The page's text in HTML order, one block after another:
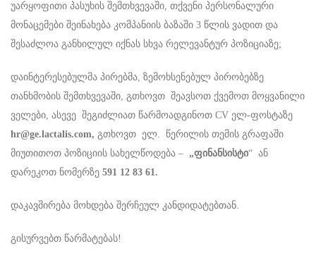
უარყოფითი პასუხის შემთხვევაში, თქვენი პერსონალური
მონაცემები შეინახება კომპანიის ბაზაში 3 წლის ვადით და
შესაძლოა განხილულ იქნას სხვა რელევანტურ პოზიციაზე;
დაინტერესებულმა პირებმა, ზემოხსენებულ პირობებზე
თანხმობის შემთხვევაში, გთხოვთ შეავსოთ ქვემოთ მოყვანილი
ველები, ასევე შეგიძლიათ წარმოადგინოთ CV ელ-ფოსტაზე
hr@ge.lactalis.com, გთხოვთ ელ. წერილის თემის გრაფაში
მიუთითოთ პოზიციის სახელწოდება – „ფინანსისტი“ ან
დარეკოთ ნომერზე 591 12 83 61.
დაკავშირება მოხდება შერჩეულ კანდიდატებთან.
გისურვებთ წარმატებას!